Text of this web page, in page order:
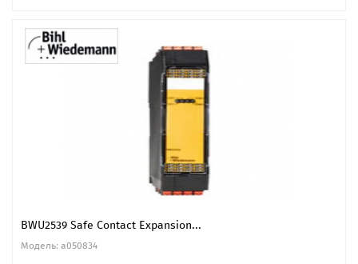
BWU2539 Safe Contact Expansion...
Модель: a050834